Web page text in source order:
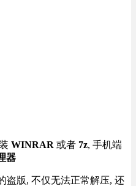
WINRAR 或者 7z, 手机端
器
盗版, 不仅无法正常解压, 还